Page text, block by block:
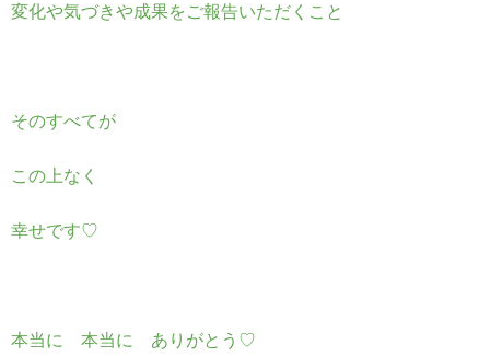
変化や気づきや成果をご報告いただくこと
そのすべてが
この上なく
幸せです♡
本当に 本当に ありがとう♡